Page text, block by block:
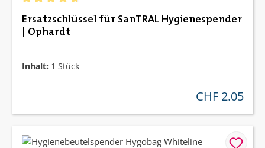
Ersatzschlüssel für SanTRAL Hygienespender
| Ophardt
Inhalt: 1 Stück
regulärer preis:
CHF 2.05